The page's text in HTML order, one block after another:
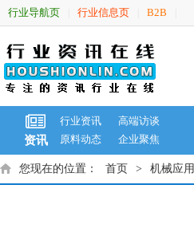
行业导航页 行业信息页 B2B
资讯
行业资讯
高端访谈
原料动态
企业聚焦
您现在的位置： 首页 > 机械应用